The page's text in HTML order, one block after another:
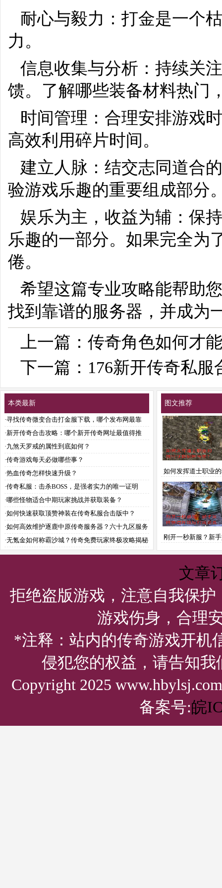
耐心与毅力：打金是一个
力。
信息收集与分析：持续关
馈。了解哪些装备材料热门
时间管理：合理安排游戏
高效利用碎片时间。
建立人脉：结交志同道合
验游戏乐趣的重要组成部分
娱乐为主，收益为辅：保
乐趣的一部分。如果完全为
倦。
希望这篇专业攻略能帮助
找到靠谱的服务器，并成为
上一篇： 传奇角色如何才
下一篇： 176新开传奇私
本类最新
·寻找传奇微变合击打金服下载，哪个发布网最靠
谱？
·新开传奇合击攻略：哪个新开传奇网址最值得推
荐？
·九煞天罗戒的属性到底如何？
·传奇游戏每天必做哪些事？
·热血传奇怎样快速升级？
·传奇私服：击杀BOSS，是强者实力的唯一证明
吗？
·哪些怪物适合中期玩家挑战并获取装备？
·如何快速获取顶赞神装在传奇私服合击版中？
·如何高效维护逐鹿中原传奇服务器？六十九区服务
端有哪些实用攻略？
·无氪金如何称霸沙城？传奇免费玩家终极攻略揭秘
图文推荐
如何发挥道士职业
势制胜传奇？
刚开一秒新服？新
速升级与打造
文章
拒绝盗版游戏，注意自我保
游戏伤身，合理
*注释：站内的传奇游戏开机
侵犯您的权益，请告知
Copyright 2025
备案号:皖